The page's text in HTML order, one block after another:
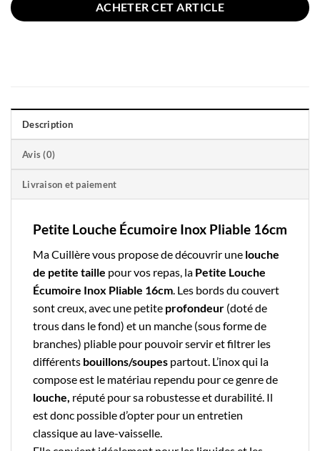
ACHETER CET ARTICLE
Description
Avis (0)
Livraison et paiement
Petite Louche Écumoire Inox Pliable 16cm
Ma Cuillèrevous propose de découvrir une louche
de petite taille pour vos repas, la Petite Louche
Écumoire Inox Pliable 16cm . Les bords du couvert
sont creux, avec une petite profondeur (doté de
trous dans le fond) et un manche (sous forme de
branches) pliable pour pouvoir servir et filtrer les
différents bouillons/soupes partout. L’inoxqui la
compose est le matériau rependu pour ce genre de
louche, réputé pour sa robustesse et durabilité. Il
est donc possible d’opter pour un entretien
classique au lave-vaisselle.